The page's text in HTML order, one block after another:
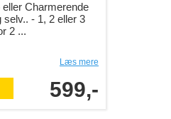
Charmerende
- 1, 2 eller 3
2 ...
Læs mere
599,-